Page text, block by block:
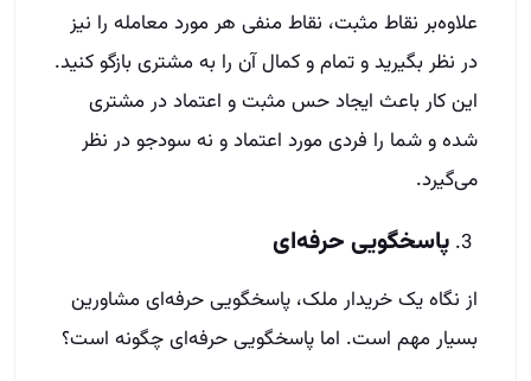
علاوه‌بر نقاط مثبت، نقاط منفی هر مورد معامله را نیز
در نظر بگیرید و تمام و کمال آن را به مشتری بازگو کنید.
این کار باعث ایجاد حس مثبت و اعتماد در مشتری
شده و شما را فردی مورد اعتماد و نه سودجو در نظر
می‌گیرد.
پاسخگویی حرفه‌ای
از نگاه یک خریدار ملک، پاسخگویی حرفه‌ای مشاورین
بسیار مهم است. اما پاسخگویی حرفه‌ای چگونه است؟